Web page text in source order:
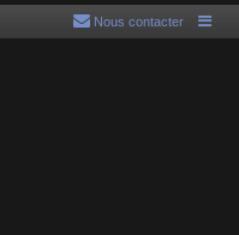
Nous contacter